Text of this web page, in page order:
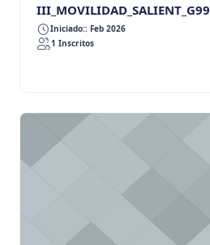
III_MOVILIDAD_SALIENT_G99
Iniciado:: Feb 2026
1 Inscritos